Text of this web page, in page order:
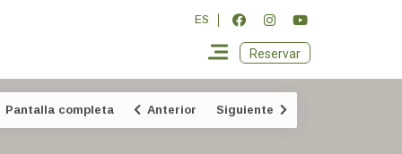
ES
Reservar
Pantalla completa Anterior Siguiente